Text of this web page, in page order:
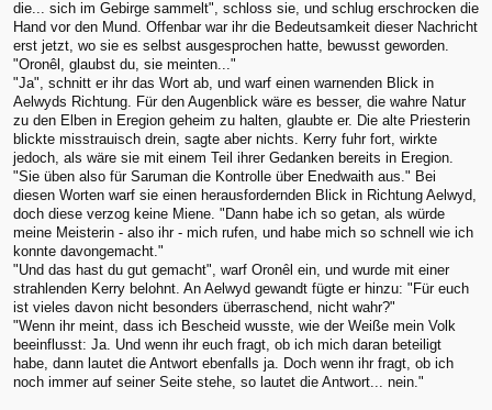
die... sich im Gebirge sammelt", schloss sie, und schlug erschrocken die
Hand vor den Mund. Offenbar war ihr die Bedeutsamkeit dieser Nachricht
erst jetzt, wo sie es selbst ausgesprochen hatte, bewusst geworden.
"Oronêl, glaubst du, sie meinten..."
"Ja", schnitt er ihr das Wort ab, und warf einen warnenden Blick in
Aelwyds Richtung. Für den Augenblick wäre es besser, die wahre Natur
zu den Elben in Eregion geheim zu halten, glaubte er. Die alte Priesterin
blickte misstrauisch drein, sagte aber nichts. Kerry fuhr fort, wirkte
jedoch, als wäre sie mit einem Teil ihrer Gedanken bereits in Eregion.
"Sie üben also für Saruman die Kontrolle über Enedwaith aus." Bei
diesen Worten warf sie einen herausfordernden Blick in Richtung Aelwyd,
doch diese verzog keine Miene. "Dann habe ich so getan, als würde
meine Meisterin - also ihr - mich rufen, und habe mich so schnell wie ich
konnte davongemacht."
"Und das hast du gut gemacht", warf Oronêl ein, und wurde mit einer
strahlenden Kerry belohnt. An Aelwyd gewandt fügte er hinzu: "Für euch
ist vieles davon nicht besonders überraschend, nicht wahr?"
"Wenn ihr meint, dass ich Bescheid wusste, wie der Weiße mein Volk
beeinflusst: Ja. Und wenn ihr euch fragt, ob ich mich daran beteiligt
habe, dann lautet die Antwort ebenfalls ja. Doch wenn ihr fragt, ob ich
noch immer auf seiner Seite stehe, so lautet die Antwort... nein."